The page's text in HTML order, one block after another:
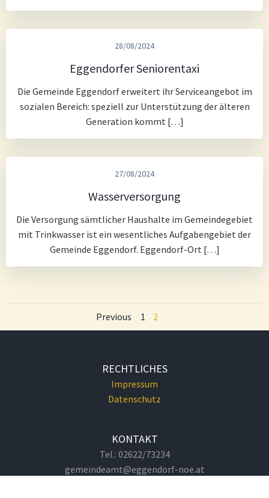
28/08/2024
Eggendorfer Seniorentaxi
Die Gemeinde Eggendorf erweitert ihr Serviceangebot im
sozialen Bereich: speziell zur Unterstützung der älteren
Generation kommt […]
27/08/2024
Wasserversorgung
Die Versorgung sämtlicher Haushalte im Gemeindegebiet
mit Trinkwasser ist ein wesentliches Aufgabengebiet der
Gemeinde Eggendorf. Eggendorf-Ort […]
Posts
Previous
Posts
Page
1 Page
2
RECHTLICHES
Impressum
Datenschutz
KONTAKT
Tel.: 02622/73234
gemeindeamt@eggendorf-noe.at